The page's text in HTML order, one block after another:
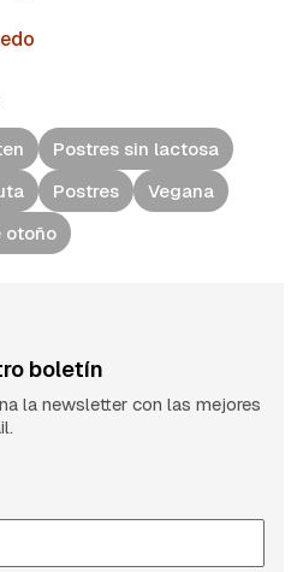
Postres sin lactosa
Postres
Vegana
otoño
boletín
la newsletter con las mejores